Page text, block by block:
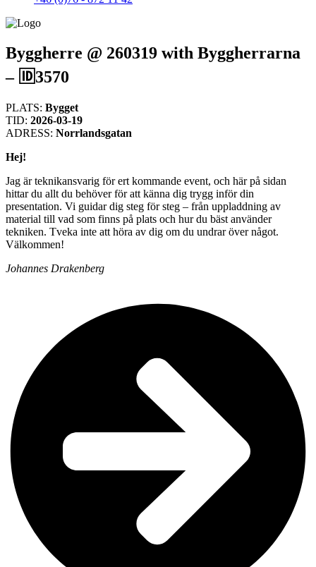
Byggherre @ 260319 with Byggherrarna
– 🆔3570
PLATS: Bygget
TID: 2026-03-19
ADRESS: Norrlandsgatan
Hej!
Jag är teknikansvarig för ert kommande event, och här på sidan
hittar du allt du behöver för att känna dig trygg inför din
presentation. Vi guidar dig steg för steg – från uppladdning av
material till vad som finns på plats och hur du bäst använder
tekniken. Tveka inte att höra av dig om du undrar över något.
Välkommen!
Johannes Drakenberg